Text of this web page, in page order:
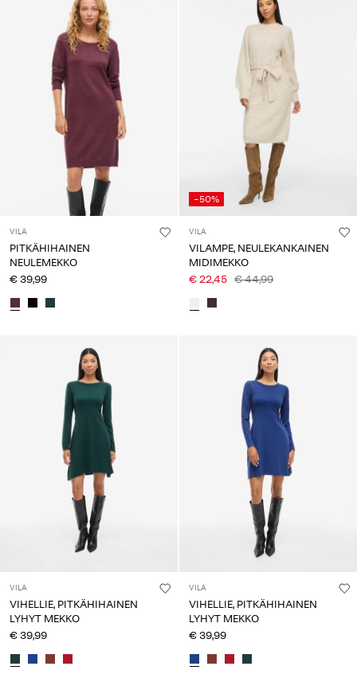
VILA
PITKÄHIHAINEN
NEULEMEKKO
€ 39,99
-50%
VILA
VILAMPE, NEULEKANKAINEN
MIDIMEKKO
€ 22,45 € 44,99
VILA
VIHELLIE, PITKÄHIHAINEN
LYHYT MEKKO
€ 39,99
VILA
VIHELLIE, PITKÄHIHAINEN
LYHYT MEKKO
€ 39,99